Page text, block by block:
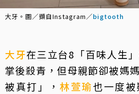
大牙。圖／擷自Instagram／bigtooth
大牙在三立台8「百味人生
掌後殺青，但母親節卻被媽
被真打」，林萱瑜也一度